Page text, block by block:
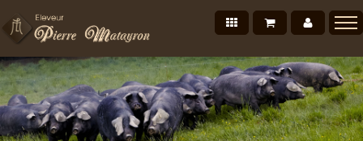
Mon
Mon panier
Nos produits
Présentation
Points de vente Professionnels
Recettes et conseils